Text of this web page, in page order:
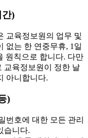
간)
교육정보원의 업무 및
없는 한 연중무휴, 1일
원칙으로 합니다. 다만
교육정보원이 정한 날
아니합니다.
)
호에 대한 모든 관리
습니다.